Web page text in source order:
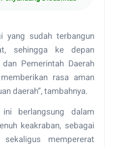
yang sudah terbangun
sehingga ke depan
Pemerintah Daerah
rasa aman
daerah”, tambahnya.
berlangsung dalam
keakraban, sebagai
mempererat